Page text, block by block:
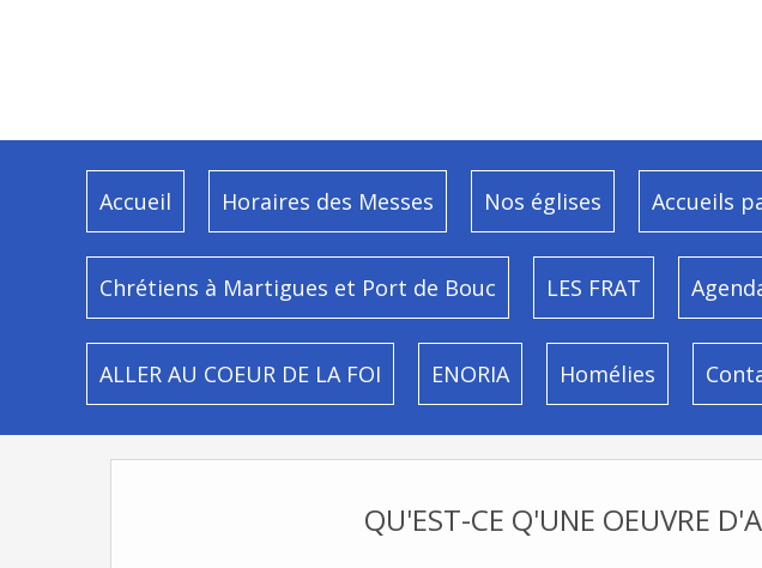
Accueil Horaires des Messes Nos églises Accueils
Chrétiens à Martigues et Port de Bouc LES FRAT
ALLER AU COEUR DE LA FOI ENORIA Homélies
QU'EST-CE Q'UNE OEUVRE